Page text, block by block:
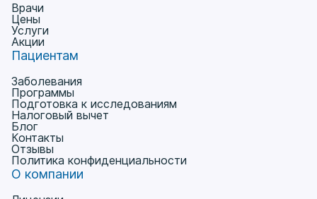
Врачи
Цены
Услуги
Акции
Пациентам
Заболевания
Программы
Подготовка к исследованиям
Налоговый вычет
Блог
Контакты
Отзывы
Политика конфиденциальности
О компании